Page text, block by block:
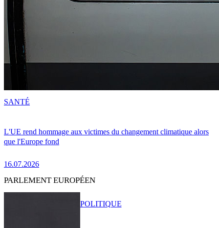
L'UE rend hommage aux victimes du changement climatique alors
que l'Europe fond
16.07.2026
SANTÉ
PARLEMENT EUROPÉEN
POLITIQUE